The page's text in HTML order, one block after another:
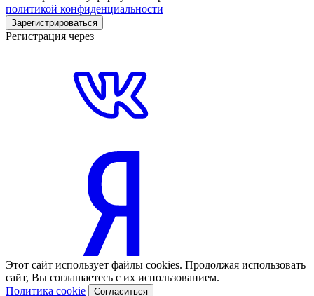
политикой конфиденциальности
Зарегистрироваться
Регистрация через
Этот сайт использует файлы cookies. Продолжая использовать
сайт, Вы соглашаетесь с их использованием.
Политика cookie
Согласиться